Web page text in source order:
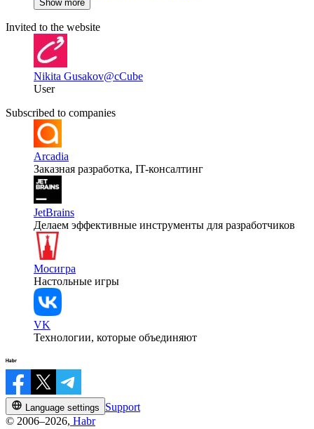
Show more
Invited to the website
Nikita Gusakov@cCube
User
Subscribed to companies
Arcadia
Заказная разработка, IT-консалтинг
JetBrains
Делаем эффективные инструменты для разработчиков
Мосигра
Настольные игры
VK
Технологии, которые объединяют
Language settings
Support
© 2006–2026, Habr